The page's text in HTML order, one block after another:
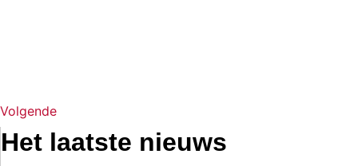
Volgende
Het laatste nieuws